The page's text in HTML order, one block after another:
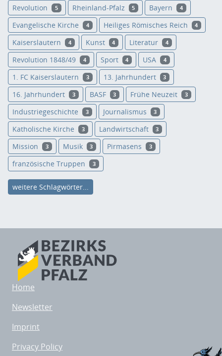
Revolution 5 Rheinland-Pfalz 5 Bayern 4
Evangelische Kirche 4 Heiliges Römisches Reich 4
Kaiserslautern 4 Kunst 4 Literatur 4
Revolution 1848/49 4 Sport 4 USA 4
1. FC Kaiserslautern 3 13. Jahrhundert 3
16. Jahrhundert 3 BASF 3 Frühe Neuzeit 3
Industriegeschichte 3 Journalismus 3
Katholische Kirche 3 Landwirtschaft 3
Mission 3 Musik 3 Pirmasens 3
französische Truppen 3
weitere Schlagwörter...
Home
Newsletter
Imprint
Privacy Policy